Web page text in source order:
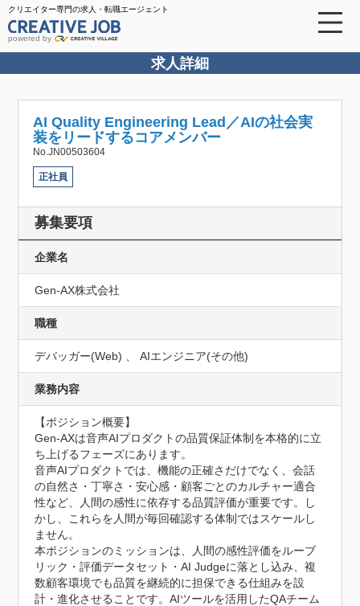
クリエイター専門の求人・転職エージェント
powered by
求人詳細
AI Quality Engineering Lead／AIの社会実
装をリードするコアメンバー
No.JN00503604
正社員
募集要項
企業名
Gen‐AX株式会社
職種
デバッガー(Web) 、 AIエンジニア(その他)
業務内容
【ポジション概要】
Gen-AXは音声AIプロダクトの品質保証体制を本格的に立
ち上げるフェーズにあります。
音声AIプロダクトでは、機能の正確さだけでなく、会話
の自然さ・丁寧さ・安心感・顧客ごとのカルチャー適合
性など、人間の感性に依存する品質評価が重要です。し
かし、これらを人間が毎回確認する体制ではスケールし
ません。
本ポジションのミッションは、人間の感性評価をルーブ
リック・評価データセット・AI Judgeに落とし込み、複
数顧客環境でも品質を継続的に担保できる仕組みを設
計・進化させることです。AIツールを活用したQAチーム